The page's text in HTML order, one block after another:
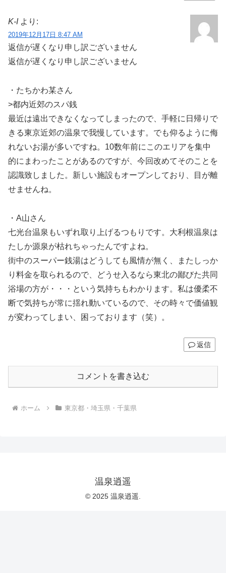
K-I より:
2019年12月17日 8:47 AM
返信が遅くなり申し訳ございません
返信が遅くなり申し訳ございません
・たちかわ某さん
>都内近郊のスパ銭
最近は遠出できなくなってしまったので、手軽に日帰りで
きる東京近郊の温泉で我慢しています。でも仰るように侮
れないお湯が多いですね。10数年前にこのエリアを集中
的にまわったことがあるのですが、今回改めてそのことを
認識致しました。新しい施設もオープンしており、目が離
せませんね。
・A山さん
七光台温泉もいずれ取り上げるつもりです。大利根温泉は
たしか源泉が枯れちゃったんですよね。
街中のスーパー銭湯はどうしても風情が無く、またしっか
り料金を取られるので、どうせ入るなら東北の鄙びた共同
浴場の方が・・・という気持ちもわかります。私は優柔不
断で気持ちが常に揺れ動いているので、その時々で価値観
が変わってしまい、困っております（笑）。
返信
コメントを書き込む
ホーム 東京都・埼玉県・千葉県
温泉逍遥
© 2025 温泉逍遥.